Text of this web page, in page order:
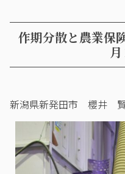
作期分散と農業保
新潟県新発田市 櫻井